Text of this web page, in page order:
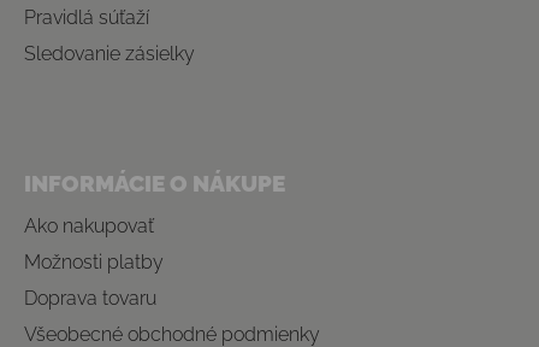
Pravidlá súťaží
Sledovanie zásielky
INFORMÁCIE O NÁKUPE
Ako nakupovať
Možnosti platby
Doprava tovaru
Všeobecné obchodné podmienky